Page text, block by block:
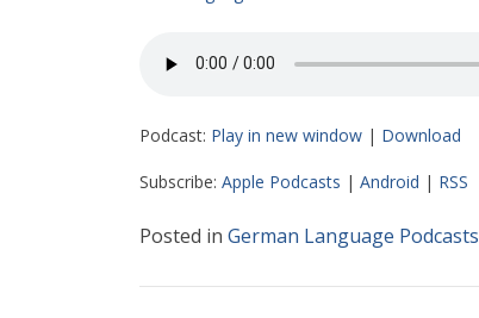
Podcast: Play in new window | Download
Subscribe: Apple Podcasts | Android | RSS
Posted in German Language Podcasts